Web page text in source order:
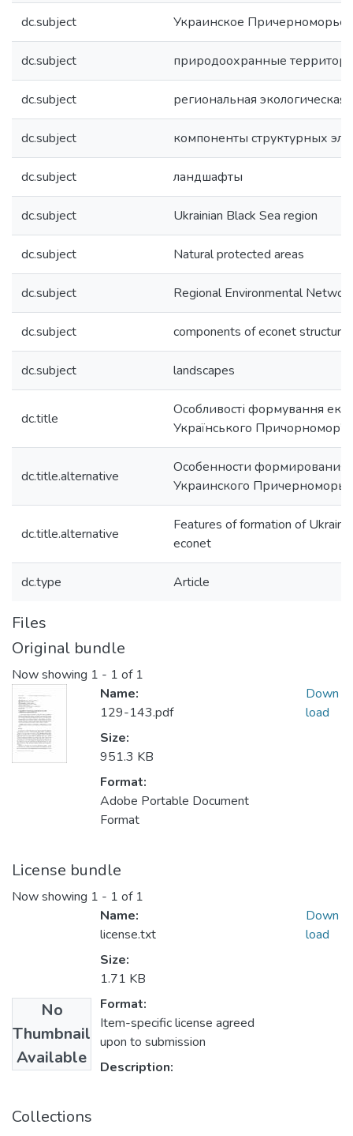
dc.subject Украинское Причерноморье
dc.subject природоохранные
dc.subject региональная экологическая
dc.subject компоненты структурных
dc.subject ландшафты
dc.subject Ukrainian Black Sea region
dc.subject Natural protected areas
dc.subject Regional Environmental
dc.subject components of econet
dc.subject landscapes
dc.title
Особливості формування
Українського Причорномор’я
dc.title.alternative
Особенности формирования
Украинского Причерноморья
dc.title.alternative
Features of formation of
econet
dc.type Article
Files
Original bundle
Now showing 1 - 1 of 1
Name:
129-143.pdf
Size:
951.3 KB
Format:
Adobe Portable Document
Format
Down
load
License bundle
Now showing 1 - 1 of 1
No
Thumbnail
Available
Name:
license.txt
Size:
1.71 KB
Format:
Item-specific license agreed
upon to submission
Description:
Down
load
Collections